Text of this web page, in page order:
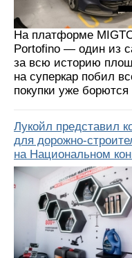
На платформе
Portofino — один из
за всю историю
на суперкар побил
покупки уже
Лукойл представил
для дорожно-
на Национальном